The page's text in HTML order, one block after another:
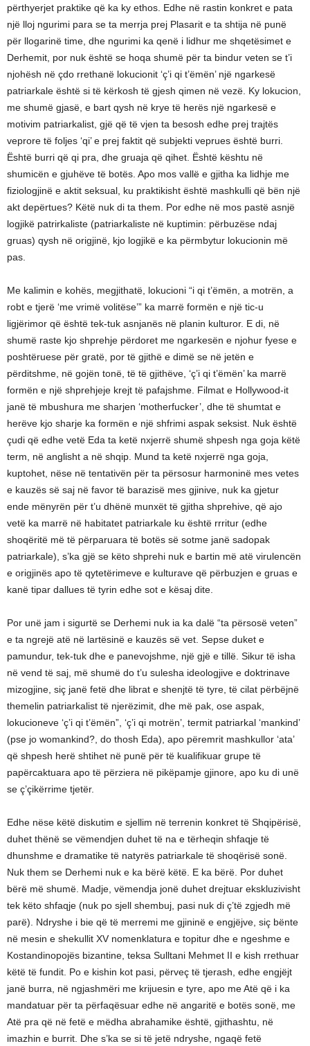
përthyerjet praktike që ka ky ethos. Edhe në rastin konkret e pata
një lloj ngurimi para se ta merrja prej Plasarit e ta shtija në punë
për llogarinë time, dhe ngurimi ka qenë i lidhur me shqetësimet e
Derhemit, por nuk është se hoqa shumë për ta bindur veten se t’i
njohësh në çdo rrethanë lokucionit ‘ç’i qi t’ëmën’ një ngarkesë
patriarkale është si të kërkosh të gjesh qimen në vezë. Ky lokucion,
me shumë gjasë, e bart qysh në krye të herës një ngarkesë e
motivim patriarkalist, gjë që të vjen ta besosh edhe prej trajtës
veprore të foljes ‘qi’ e prej faktit që subjekti veprues është burri.
Është burri që qi pra, dhe gruaja që qihet. Është kështu në
shumicën e gjuhëve të botës. Apo mos vallë e gjitha ka lidhje me
fiziologjinë e aktit seksual, ku praktikisht është mashkulli që bën një
akt depërtues? Këtë nuk di ta them. Por edhe në mos pastë asnjë
logjikë patrirkaliste (patriarkaliste në kuptimin: përbuzëse ndaj
gruas) qysh në origjinë, kjo logjikë e ka përmbytur lokucionin më
pas.
Me kalimin e kohës, megjithatë, lokucioni “i qi t’ëmën, a motrën, a
robt e tjerë ‘me vrimë volitëse’” ka marrë formën e një tic-u
ligjërimor që është tek-tuk asnjanës në planin kulturor. E di, në
shumë raste kjo shprehje përdoret me ngarkesën e njohur fyese e
poshtëruese për gratë, por të gjithë e dimë se në jetën e
përditshme, në gojën tonë, të të gjithëve, ‘ç’i qi t’ëmën’ ka marrë
formën e një shprehjeje krejt të pafajshme. Filmat e Hollywood-it
janë të mbushura me sharjen ‘motherfucker’, dhe të shumtat e
herëve kjo sharje ka formën e një shfrimi aspak seksist. Nuk është
çudi që edhe vetë Eda ta ketë nxjerrë shumë shpesh nga goja këtë
term, në anglisht a në shqip. Mund ta ketë nxjerrë nga goja,
kuptohet, nëse në tentativën për ta përsosur harmoninë mes vetes
e kauzës së saj në favor të barazisë mes gjinive, nuk ka gjetur
ende mënyrën për t’u dhënë munxët të gjitha shprehive, që ajo
vetë ka marrë në habitatet patriarkale ku është rrritur (edhe
shoqëritë më të përparuara të botës së sotme janë sadopak
patriarkale), s’ka gjë se këto shprehi nuk e bartin më atë virulencën
e origjinës apo të qytetërimeve e kulturave që përbuzjen e gruas e
kanë tipar dallues të tyrin edhe sot e kësaj dite.
Por unë jam i sigurtë se Derhemi nuk ia ka dalë “ta përsosë veten”
e ta ngrejë atë në lartësinë e kauzës së vet. Sepse duket e
pamundur, tek-tuk dhe e panevojshme, një gjë e tillë. Sikur të isha
në vend të saj, më shumë do t’u sulesha ideologjive e doktrinave
mizogjine, siç janë fetë dhe librat e shenjtë të tyre, të cilat përbëjnë
themelin patriarkalist të njerëzimit, dhe më pak, ose aspak,
lokucioneve ‘ç’i qi t’ëmën”, ‘ç’i qi motrën’, termit patriarkal ‘mankind’
(pse jo womankind?, do thosh Eda), apo përemrit mashkullor ‘ata’
që shpesh herë shtihet në punë për të kualifikuar grupe të
papërcaktuara apo të përziera në pikëpamje gjinore, apo ku di unë
se ç’çikërrime tjetër.
Edhe nëse këtë diskutim e sjellim në terrenin konkret të Shqipërisë,
duhet thënë se vëmendjen duhet të na e tërheqin shfaqje të
dhunshme e dramatike të natyrës patriarkale të shoqërisë sonë.
Nuk them se Derhemi nuk e ka bërë këtë. E ka bërë. Por duhet
bërë më shumë. Madje, vëmendja jonë duhet drejtuar ekskluzivisht
tek këto shfaqje (nuk po sjell shembuj, pasi nuk di ç’të zgjedh më
parë). Ndryshe i bie që të merremi me gjininë e engjëjve, siç bënte
në mesin e shekullit XV nomenklatura e topitur dhe e ngeshme e
Kostandinopojës bizantine, teksa Sulltani Mehmet II e kish rrethuar
këtë të fundit. Po e kishin kot pasi, përveç të tjerash, edhe engjëjt
janë burra, në ngjashmëri me krijuesin e tyre, apo me Atë që i ka
mandatuar për ta përfaqësuar edhe në angaritë e botës sonë, me
Atë pra që në fetë e mëdha abrahamike është, gjithashtu, në
imazhin e burrit. Dhe s’ka se si të jetë ndryshe, ngaqë fetë